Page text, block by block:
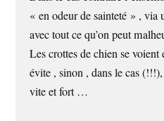
« en odeur de sainteté » , via
avec tout ce qu’on peut
Les crottes de chien se voient
évite , sinon , dans le cas
vite et fort …